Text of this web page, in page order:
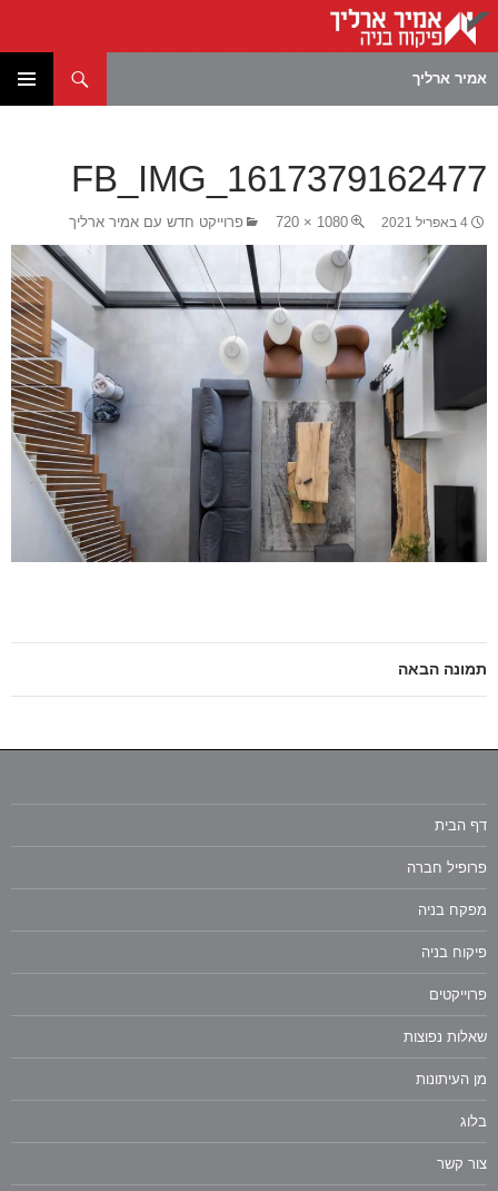
אמיר ארליך
FB_IMG_1617379162477
4 באפריל 2021 1080 × 720 פרוייקט חדש עם אמיר ארליך
תמונה הבאה
דף הבית
פרופיל חברה
מפקח בניה
פיקוח בניה
פרוייקטים
שאלות נפוצות
מן העיתונות
בלוג
צור קשר